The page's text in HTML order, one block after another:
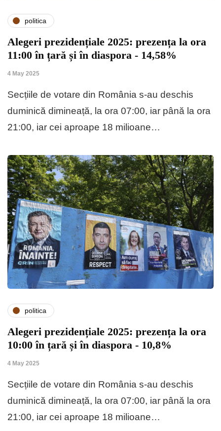
politica
Alegeri prezidențiale 2025: prezența la ora
11:00 în țară și în diaspora - 14,58%
4 May 2025
Secțiile de votare din România s-au deschis
duminică dimineață, la ora 07:00, iar până la ora
21:00, iar cei aproape 18 milioane…
politica
Alegeri prezidențiale 2025: prezența la ora
10:00 în țară și în diaspora - 10,8%
4 May 2025
Secțiile de votare din România s-au deschis
duminică dimineață, la ora 07:00, iar până la ora
21:00, iar cei aproape 18 milioane…